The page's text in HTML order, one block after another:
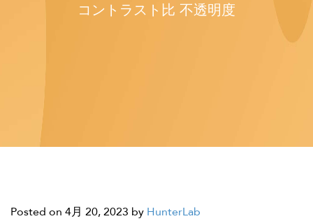
コントラスト比 不透明度
Posted on 4月 20, 2023 by HunterLab